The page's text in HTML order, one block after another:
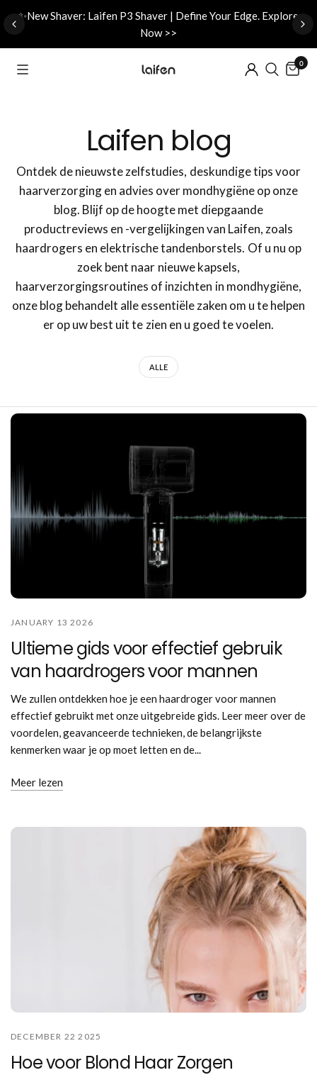
✨New Shaver: Laifen P3 Shaver | Define Your Edge. Explore
Now >>
0
Laifen blog
Ontdek de nieuwste zelfstudies, deskundige tips voor
haarverzorging en advies over mondhygiëne op onze
blog. Blijf op de hoogte met diepgaande
productreviews en -vergelijkingen van Laifen, zoals
haardrogers en elektrische tandenborstels. Of u nu op
zoek bent naar nieuwe kapsels,
haarverzorgingsroutines of inzichten in mondhygiëne,
onze blog behandelt alle essentiële zaken om u te helpen
er op uw best uit te zien en u goed te voelen.
ALLE
JANUARY 13 2026
Ultieme gids voor effectief gebruik
van haardrogers voor mannen
We zullen ontdekken hoe je een haardroger voor mannen
effectief gebruikt met onze uitgebreide gids. Leer meer over de
voordelen, geavanceerde technieken, de belangrijkste
kenmerken waar je op moet letten en de...
Meer lezen
DECEMBER 22 2025
Hoe voor Blond Haar Zorgen